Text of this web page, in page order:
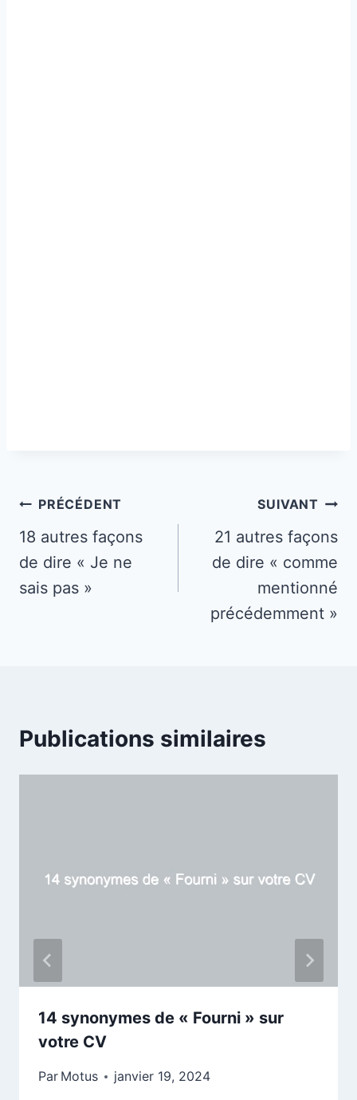
Navigation
de
l’article
PRÉCÉDENT
18 autres façons
de dire « Je ne
sais pas »
SUIVANT
21 autres façons
de dire « comme
mentionné
précédemment »
Publications similaires
14 synonymes de « Fourni » sur
votre CV
Par Motus janvier 19, 2024